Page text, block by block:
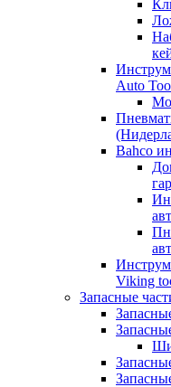
Auto
Bahco
Viking
Запасные